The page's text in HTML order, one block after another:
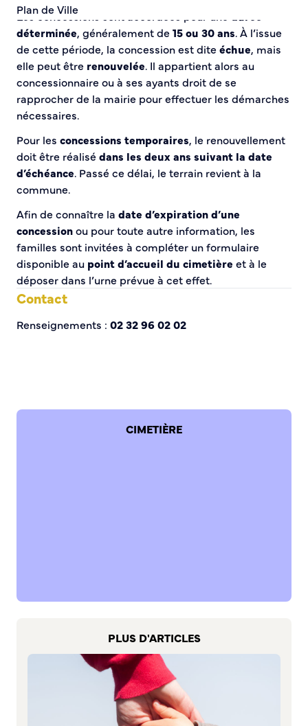
Les concessions sont accordées pour une
déterminée, généralement de 15 ou 30 ans. À l’issue
de cette période, la concession est dite échue, mais
elle peut être renouvelée. Il appartient alors au
concessionnaire ou à ses ayants droit de se
rapprocher de la mairie pour effectuer les démarches
nécessaires.
Pour les concessions temporaires, le renouvellement
doit être réalisé dans les deux ans suivant la date
d’échéance. Passé ce délai, le terrain revient à la
commune.
Afin de connaître la date d’expiration d’une
concessionou pour toute autre information, les
familles sont invitées à compléter un formulaire
disponible au point d’accueil du cimetière et à le
déposer dans l’urne prévue à cet effet.
Contact
Renseignements : 02 32 96 02 02
CIMETIÈRE
PLUS D'ARTICLES
Plan de Ville
Numéros d’urgence
Location de salles
Annuaire des services publics
DÉCOUVRIR SORTIR
Bienvenue à Caudebec
Histoire de la ville
Patrimoine historique
Temps forts
Venir à Caudebec
Emménager à Caudebec
Cadre de vie
Parcs et jardins
Entretien durable des espaces verts
Concours des maisons et balcons fleuris
Entretien des haies
Application
S’abonner au mail d’information
Studio Gainsbourg
Boîtes à lire
Vie associative
Attribution de subventions